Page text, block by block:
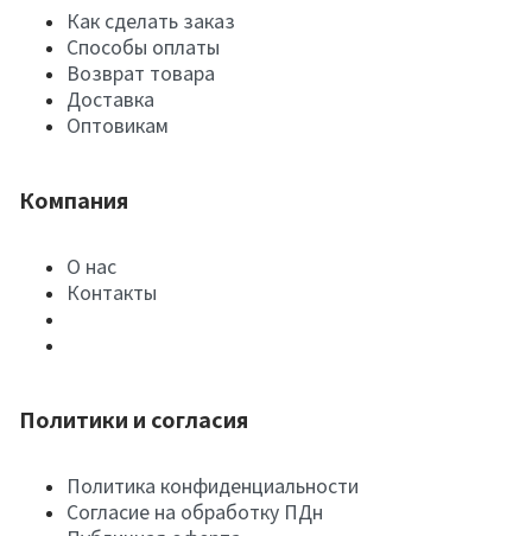
Как сделать заказ
Способы оплаты
Возврат товара
Доставка
Оптовикам
Компания
О нас
Контакты
Политики и согласия
Политика конфиденциальности
Согласие на обработку ПДн